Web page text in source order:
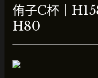
侑子C杯｜
H80